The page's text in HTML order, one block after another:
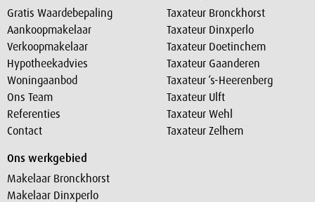
Gratis Waardebepaling
Aankoopmakelaar
Verkoopmakelaar
Hypotheekadvies
Woningaanbod
Ons Team
Referenties
Contact
Taxateur Bronckhorst
Taxateur Dinxperlo
Taxateur Doetinchem
Taxateur Gaanderen
Taxateur ‘s-Heerenberg
Taxateur Ulft
Taxateur Wehl
Taxateur Zelhem
Ons werkgebied
Makelaar Bronckhorst
Makelaar Dinxperlo